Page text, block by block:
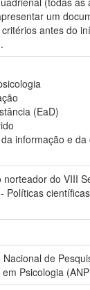
um
antes do
(EaD)
informação e da
norteador do VIII
Políticas
Nacional de
Psicologia